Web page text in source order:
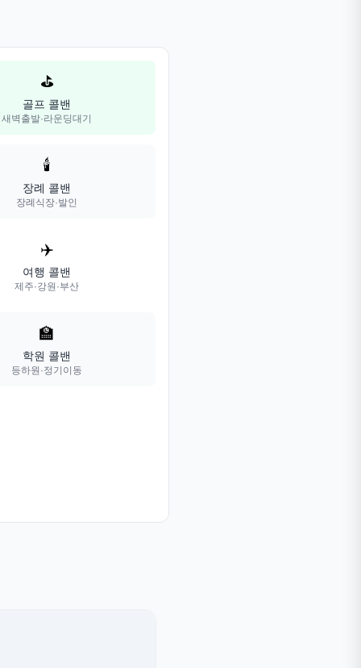
⛳
골프 콜밴
새벽출발·라운딩대기
🕯️
장례 콜밴
장례식장·발인
✈️
여행 콜밴
제주·강원·부산
🏫
학원 콜밴
등하원·정기이동